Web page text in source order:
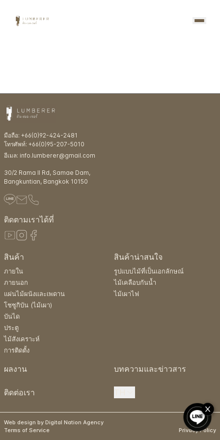
มือถือ: +66(0)92-424-2481
โทรศัพท์: +66(0)95-207-5010
อีเมล: info.lumberer@gmail.com
30/2 Rama ll Rd, Samae Dam,
Bangkuntian, Bangkok 10150
ติดตามเราได้ที่
สินค้า
ภายใน
ภายนอก
แผ่นไม้ผนังและเพดาน
โชซูกิบัน (ไม้เผา)
บันได
ประตู
ไม้สังเคราะห์
การติดตั้ง
สินค้าน่าสนใจ
รูปแบบไม้ที่เป็นเอกลักษณ์
ไม้เคลือบกันน้ำ
ไม้เผาไฟ
ผลงาน บทความและข่าวสาร
ติดต่อเรา
Web design by Digital Nation Agency
Terms of Service
Privacy Policy